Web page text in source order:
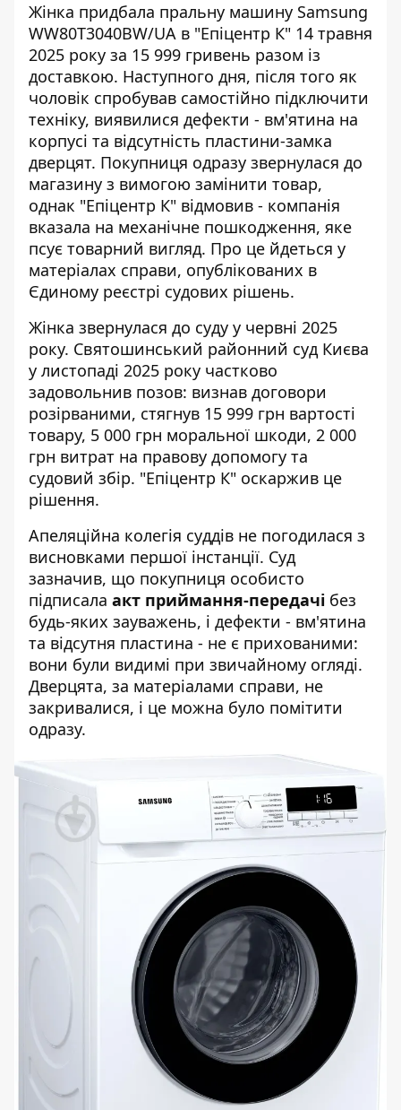
Жінка придбала пральну машину Samsung
WW80T3040BW/UA в "Епіцентр К" 14 травня
2025 року за 15 999 гривень разом із
доставкою. Наступного дня, після того як
чоловік спробував самостійно підключити
техніку, виявилися дефекти - вм'ятина на
корпусі та відсутність пластини-замка
дверцят. Покупниця одразу звернулася до
магазину з вимогою замінити товар,
однак "Епіцентр К" відмовив - компанія
вказала на механічне пошкодження, яке
псує товарний вигляд. Про це йдеться у
матеріалах справи, опублікованих в
Єдиному реєстрі судових рішень.
Жінка звернулася до суду у червні 2025
року. Святошинський районний суд Києва
у листопаді 2025 року частково
задовольнив позов: визнав договори
розірваними, стягнув 15 999 грн вартості
товару, 5 000 грн моральної шкоди, 2 000
грн витрат на правову допомогу та
судовий збір. "Епіцентр К" оскаржив це
рішення.
Апеляційна колегія суддів не погодилася з
висновками першої інстанції. Суд
зазначив, що покупниця особисто
підписала акт приймання-передачі без
будь-яких зауважень, і дефекти - вм'ятина
та відсутня пластина - не є прихованими:
вони були видимі при звичайному огляді.
Дверцята, за матеріалами справи, не
закривалися, і це можна було помітити
одразу.